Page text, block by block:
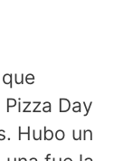
Day
Hubo un